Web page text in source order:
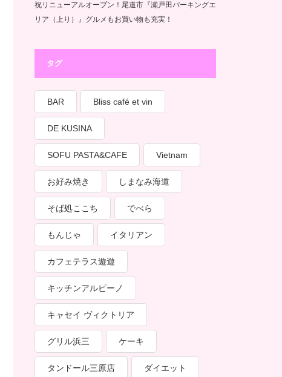
祝リニューアルオープン！尾道市『瀬戸田パーキングエ
リア（上り）』グルメもお買い物も充実！
タグ
BAR Bliss café et vin
DE KUSINA
SOFU PASTA&CAFE Vietnam
お好み焼き しまなみ海道
そば処ここち でべら
もんじゃ イタリアン
カフェテラス遊遊
キッチンアルピーノ
キャセイ ヴィクトリア
グリル浜三 ケーキ
タンドール三原店 ダイエット